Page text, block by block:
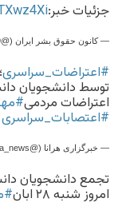
جزئیات خبر:
— کانون حقوق بشر ایران (@iranhrs99)
#اعتراضات_سراسری
توسط دانشجویان
اعتراضات مردمی
#اعتصابات_سراسری
— خبرگزاری هرانا (@hra_news)
تجمع دانشجویان
امروز شنبه ۲۸ ابان